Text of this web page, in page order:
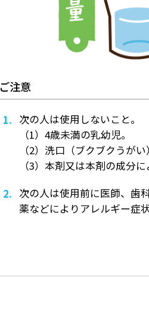
ご注意
次の人は使用しないこと。
（1）4歳未満の乳幼児。
（2）洗口（ブクブクうがい
（3）本剤又は本剤の成分
次の人は使用前に医師、歯
薬などによりアレルギー症